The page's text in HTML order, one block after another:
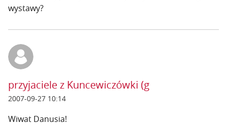
wystawy?
przyjaciele z Kuncewiczówki (g
2007-09-27 10:14
Wiwat Danusia!